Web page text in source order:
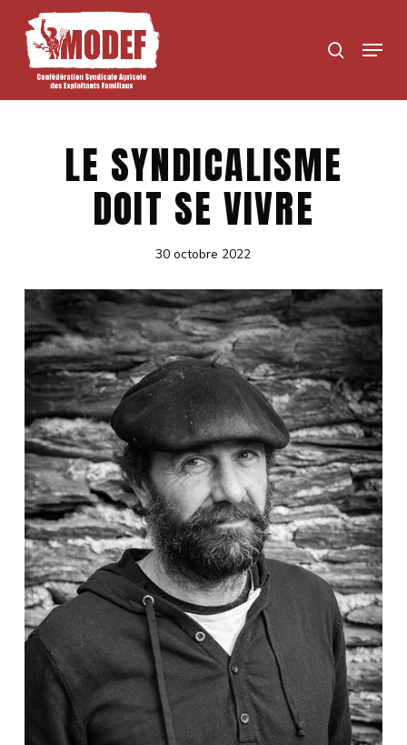
content
search
Menu
LE SYNDICALISME
DOIT SE VIVRE
30 octobre 2022